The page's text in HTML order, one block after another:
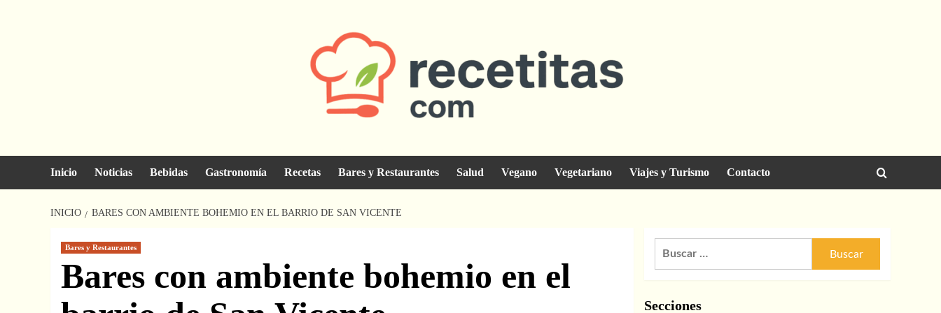
Inicio Noticias Bebidas Gastronomía Recetas Bares y Restaurantes Salud Vegano Vegetariano Viajes y Turismo Contacto
INICIO BARES CON AMBIENTE BOHEMIO EN EL BARRIO DE SAN VICENTE
Bares y Restaurantes
Bares con ambiente bohemio en el
Secciones